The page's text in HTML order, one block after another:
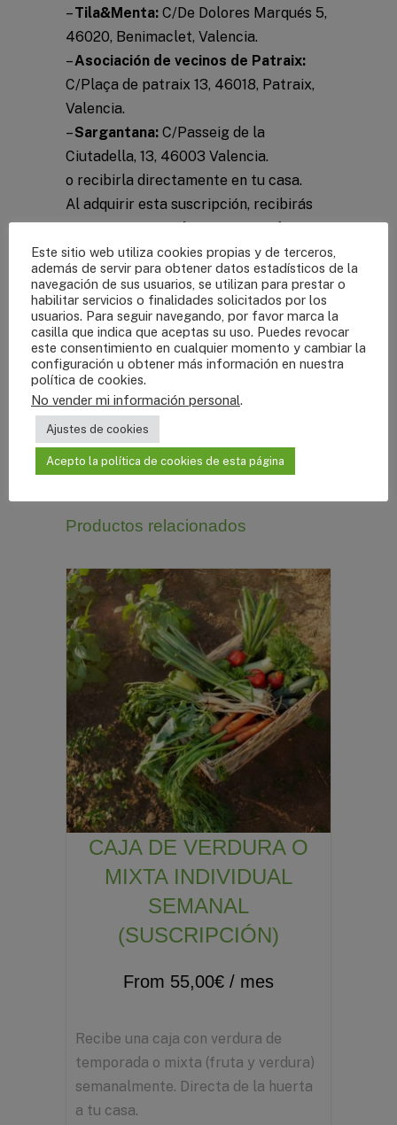
–Tila&Menta: C/De Dolores Marqués 5,
46020, Benimaclet, Valencia.
–Asociación de vecinos de Patraix:
C/Plaça de patraix 13, 46018, Patraix,
Valencia.
–Sargantana: C/Passeig de la
Ciutadella, 13, 46003 Valencia.
o recibirla directamente en tu casa.
Al adquirir esta suscripción, recibirás
uncargo mensual a tu tarjeta de
crédito . Dependiendiendo de la zona de
envío el precio de la cesta puede variar.
Los cupones descuentos no son
aplicables a este producto.
Categoría:
Productos relacionados
CAJA DE VERDURA O
MIXTA INDIVIDUAL
SEMANAL
(SUSCRIPCIÓN)
From 55,00€ / mes
Recibe una caja con verdura de
temporada o mixta (fruta y verdura)
semanalmente. Directa de la huerta
a tu casa.
Este sitio web utiliza cookies propias y de terceros,
además de servir para obtener datos estadísticos de la
navegación de sus usuarios, se utilizan para prestar o
habilitar servicios o finalidades solicitados por los
usuarios. Para seguir navegando, por favor marca la
casilla que indica que aceptas su uso. Puedes revocar
este consentimiento en cualquier momento y cambiar la
configuración u obtener más información en nuestra
política de cookies.
No vender mi información personal.
Ajustes de cookies
Acepto la política de cookies de esta página